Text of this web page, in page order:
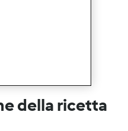
della ricetta